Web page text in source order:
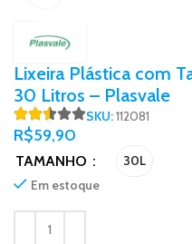
Lixeira Plástica com
30 Litros – Plasvale
SKU:112081
R$59,90
TAMANHO
30L
Em estoque